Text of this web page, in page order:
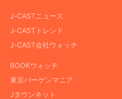
J-CASTニュース
J-CASTトレンド
J-CAST会社ウォッチ
BOOKウォッチ
東京バーゲンマニア
Jタウンネット